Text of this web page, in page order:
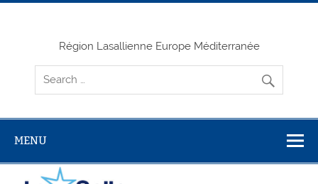
Skip
Région Lasallienne Europe Méditerranée
MENU